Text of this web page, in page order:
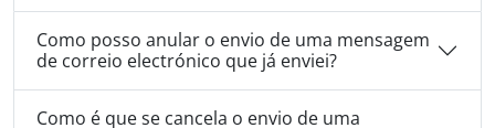
Como posso anular o envio de uma mensagem
de correio electrónico que já enviei?
Como é que se cancela o envio de uma